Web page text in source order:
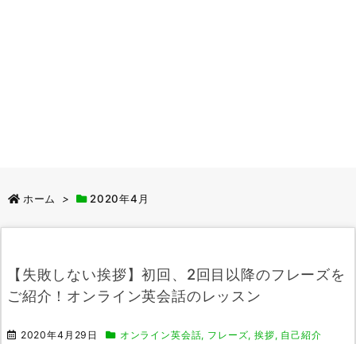
ホーム > 2020年4月
【失敗しない挨拶】初回、2回目以降のフレーズを
ご紹介！オンライン英会話のレッスン
2020年4月29日 オンライン英会話, フレーズ, 挨拶, 自己紹介